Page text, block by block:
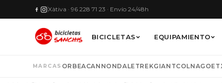
Xàtiva · 96 228 71 23 · Envío 24/48h
BICICLETAS EQUIPAMIENTO
MARCAS ORBEACANNONDALETREKGIANTCOLNAGO